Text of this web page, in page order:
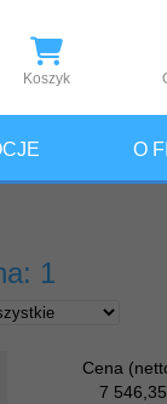
Koszyk
O
1
Cena
7 546,35